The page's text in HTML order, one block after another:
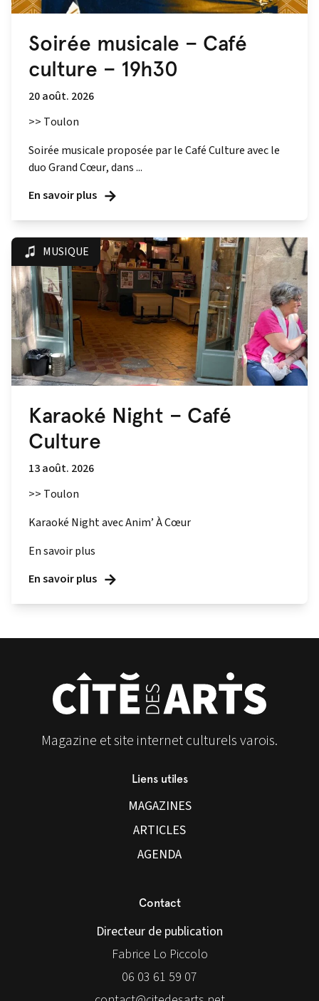
Soirée musicale – Café
culture – 19h30
20 août. 2026
>> Toulon
Soirée musicale proposée par le Café Culture avec le
duo Grand Cœur, dans ...
En savoir plus
MUSIQUE
Karaoké Night – Café
Culture
13 août. 2026
>> Toulon
Karaoké Night avec Anim’ À Cœur
En savoir plus
En savoir plus
Magazine et site internet culturels varois.
Liens utiles
MAGAZINES
ARTICLES
AGENDA
Contact
Directeur de publication
Fabrice Lo Piccolo
06 03 61 59 07